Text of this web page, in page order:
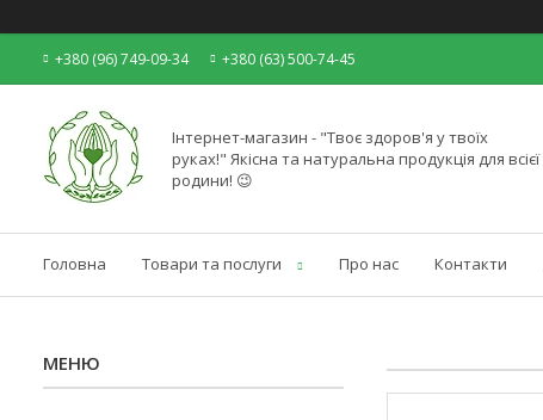
+380 (96) 749-09-34 +380 (63) 500-74-45
Інтернет-магазин - "Твоє здоров'я у твоїх
руках!" Якісна та натуральна продукція для всієї
родини! 😉
Головна Товари та послуги Про нас Контакти